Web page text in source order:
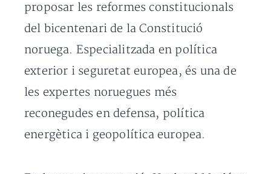
proposar les reformes constitucionals
del bicentenari de la Constitució
noruega. Especialitzada en política
exterior i seguretat europea, és una de
les expertes noruegues més
reconegudes en defensa, política
energètica i geopolítica europea.